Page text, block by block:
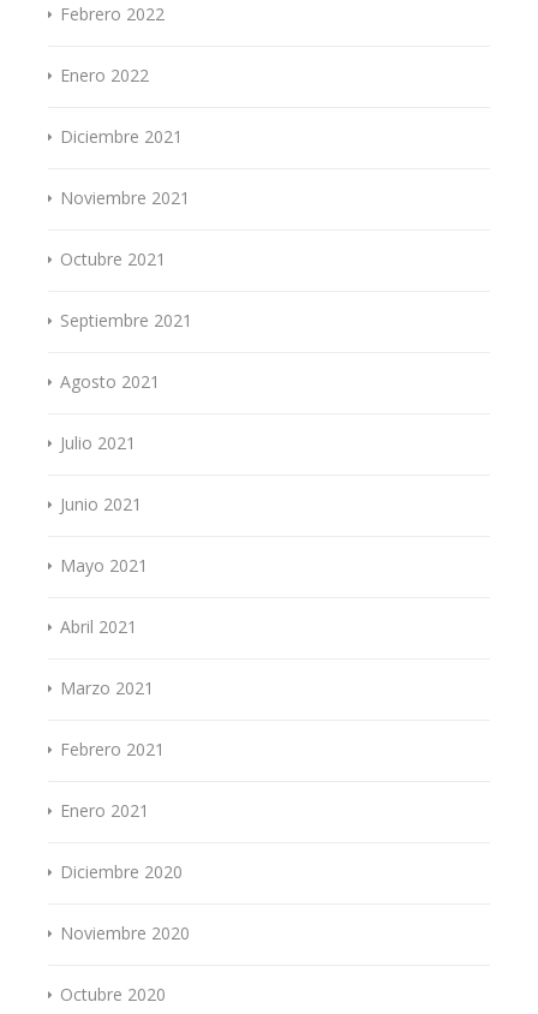
Febrero 2022
Enero 2022
Diciembre 2021
Noviembre 2021
Octubre 2021
Septiembre 2021
Agosto 2021
Julio 2021
Junio 2021
Mayo 2021
Abril 2021
Marzo 2021
Febrero 2021
Enero 2021
Diciembre 2020
Noviembre 2020
Octubre 2020